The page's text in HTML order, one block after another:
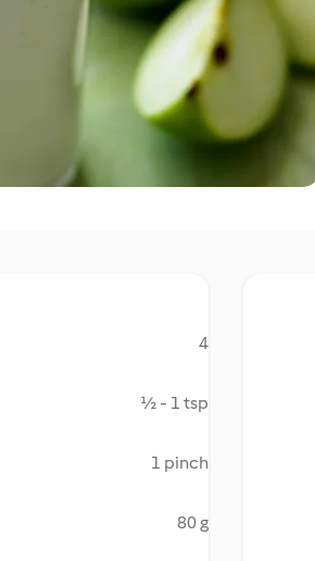
4
½ - 1 tsp
1 pinch
80 g